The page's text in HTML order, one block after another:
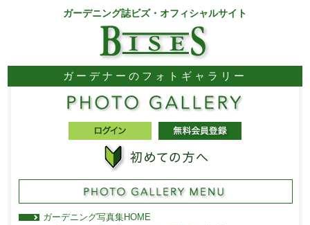
ガーデニング誌ビズ・オフィシャルサイト
ガーデナーのフォトギャラリー
ガーデニング写真集HOME